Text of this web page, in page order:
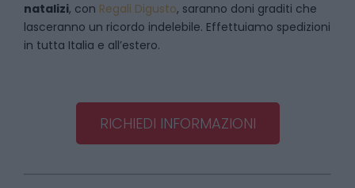
natalizi, con Regali Digusto, saranno doni graditi che
lasceranno un ricordo indelebile. Effettuiamo spedizioni
in tutta Italia e all’estero.
RICHIEDI INFORMAZIONI